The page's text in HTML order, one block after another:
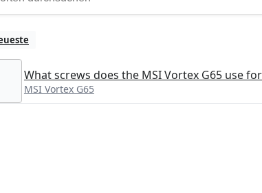
What screws does the MSI Vortex G65 use
MSI Vortex G65